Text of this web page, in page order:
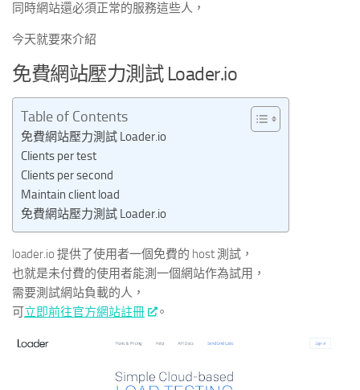
同時網站還必須正常的服務這些人，
今天就要來介紹
免費網站壓力測試 Loader.io
Table of Contents
免費網站壓力測試 Loader.io
Clients per test
Clients per second
Maintain client load
免費網站壓力測試 Loader.io
loader.io 提供了使用者一個免費的 host 測試，
也就是未付費的使用者能測一個網站作為試用，
需要測試網站負載的人，
可立即前往官方網站註冊 。